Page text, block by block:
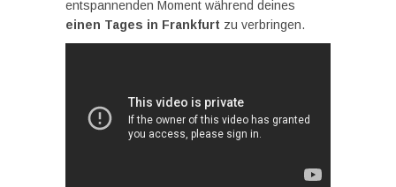
entspannenden Moment während deines
einen Tages in Frankfurt zu verbringen.